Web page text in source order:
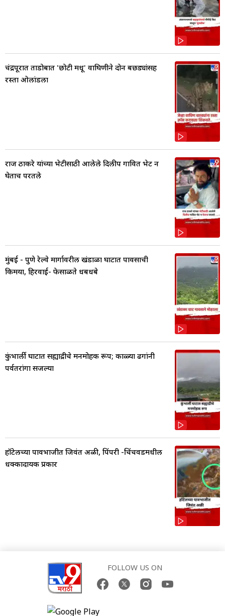
चंद्रपूरात ताडोबात 'छोटी मधू' वाघिणीने दोन बछड्यांसह
रस्ता ओलांडला
राज ठाकरे यांच्या भेटीसाठी आलेले दिलीप गावित भेट न
घेताच परतले
मुंबई - पुणे रेल्वे मार्गावरील खंडाळा घाटात पावसाची
किमया, हिरवाई- फेसाळते धबधबे
कुंभार्ली घाटात सह्याद्रीचे मनमोहक रूप; काळ्या ढगांनी
पर्वतरांगा सजल्या
हॉटेलच्या पावभाजीत जिवंत अळी, पिंपरी -चिंचवडमधील
धक्कादायक प्रकार
FOLLOW US ON